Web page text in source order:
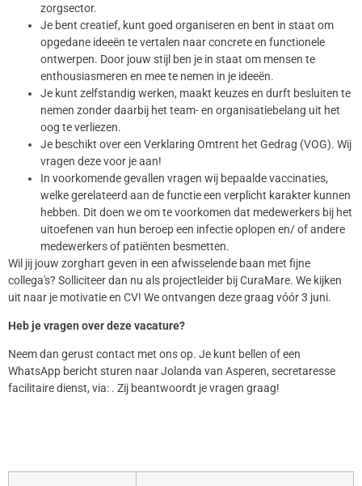
zorgsector.
Je bent creatief, kunt goed organiseren en bent in staat om
opgedane ideeën te vertalen naar concrete en functionele
ontwerpen. Door jouw stijl ben je in staat om mensen te
enthousiasmeren en mee te nemen in je ideeën.
Je kunt zelfstandig werken, maakt keuzes en durft besluiten te
nemen zonder daarbij het team- en organisatiebelang uit het
oog te verliezen.
Je beschikt over een Verklaring Omtrent het Gedrag (VOG). Wij
vragen deze voor je aan!
In voorkomende gevallen vragen wij bepaalde vaccinaties,
welke gerelateerd aan de functie een verplicht karakter kunnen
hebben. Dit doen we om te voorkomen dat medewerkers bij het
uitoefenen van hun beroep een infectie oplopen en/ of andere
medewerkers of patiënten besmetten.
Wil jij jouw zorghart geven in een afwisselende baan met fijne
collega's? Solliciteer dan nu als projectleider bij CuraMare. We kijken
uit naar je motivatie en CV! We ontvangen deze graag vóór 3 juni.
Heb je vragen over deze vacature?
Neem dan gerust contact met ons op. Je kunt bellen of een
WhatsApp bericht sturen naar Jolanda van Asperen, secretaresse
facilitaire dienst, via: . Zij beantwoordt je vragen graag!